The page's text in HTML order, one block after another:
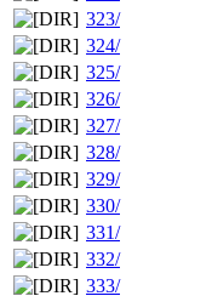
323/
324/
325/
326/
327/
328/
329/
330/
331/
332/
333/